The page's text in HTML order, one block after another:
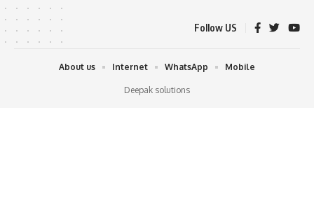
Follow US
Deepak solutions
About us Internet WhatsApp Mobile